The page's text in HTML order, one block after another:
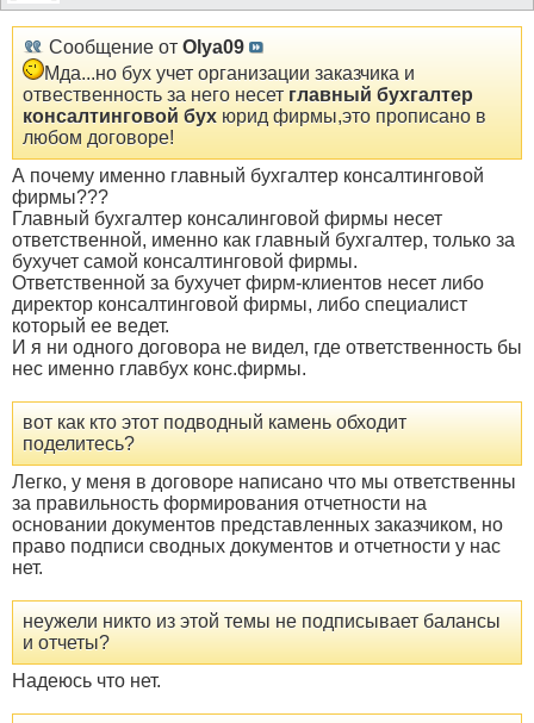
Сообщение от Olya09
Мда...но бух учет организации заказчика и
отвественность за него несет главный бухгалтер
консалтинговой бух юрид фирмы,это прописано в
любом договоре!
А почему именно главный бухгалтер консалтинговой
фирмы???
Главный бухгалтер консалинговой фирмы несет
ответственной, именно как главный бухгалтер, только за
бухучет самой консалтинговой фирмы.
Ответственной за бухучет фирм-клиентов несет либо
директор консалтинговой фирмы, либо специалист
который ее ведет.
И я ни одного договора не видел, где ответственность бы
нес именно главбух конс.фирмы.
вот как кто этот подводный камень обходит
поделитесь?
Легко, у меня в договоре написано что мы ответственны
за правильность формирования отчетности на
основании документов представленных заказчиком, но
право подписи сводных документов и отчетности у нас
нет.
неужели никто из этой темы не подписывает балансы
и отчеты?
Надеюсь что нет.